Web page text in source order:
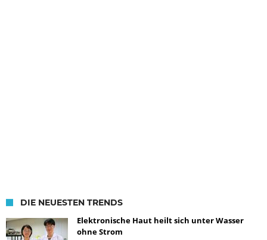
DIE NEUESTEN TRENDS
Elektronische Haut heilt sich unter Wasser
ohne Strom